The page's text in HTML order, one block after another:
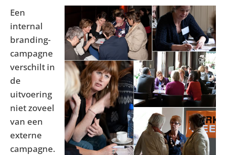
Een
internal
branding-
campagne
verschilt in
de
uitvoering
niet zoveel
van een
externe
campagne.